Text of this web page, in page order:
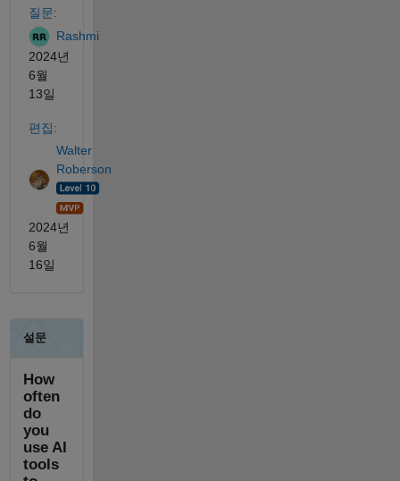
질문:
Rashmi
2024년
6월
13일
편집:
Walter
Roberson
2024년
6월
16일